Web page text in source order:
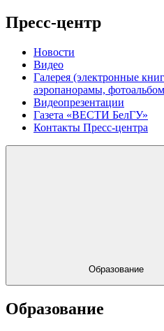
Пресс-центр
Новости
Видео
Галерея (электронные
аэропанорамы,
Видеопрезентации
Газета «ВЕСТИ БелГУ»
Контакты Пресс-центра
Образование
Образование